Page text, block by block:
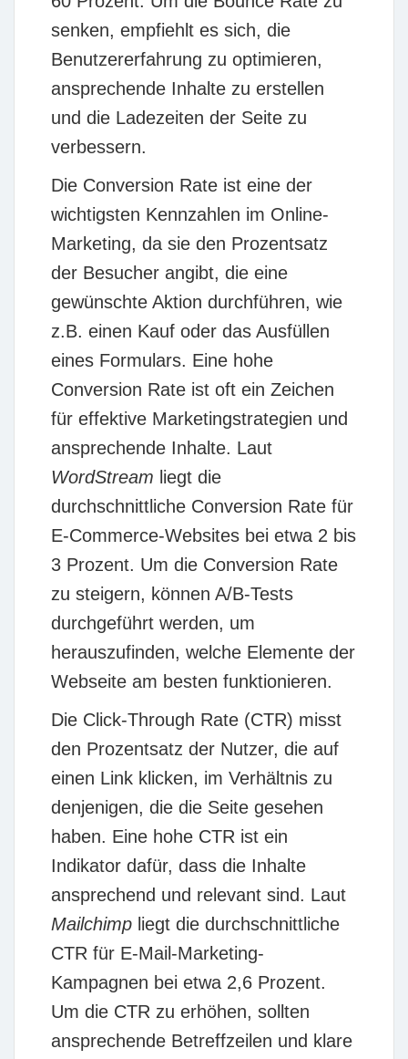
senken, empfiehlt es sich, die
Benutzererfahrung zu optimieren,
ansprechende Inhalte zu erstellen
und die Ladezeiten der Seite zu
verbessern.
Die Conversion Rate ist eine der
wichtigsten Kennzahlen im Online-
Marketing, da sie den Prozentsatz
der Besucher angibt, die eine
gewünschte Aktion durchführen, wie
z.B. einen Kauf oder das Ausfüllen
eines Formulars. Eine hohe
Conversion Rate ist oft ein Zeichen
für effektive Marketingstrategien und
ansprechende Inhalte. Laut
WordStream liegt die
durchschnittliche Conversion Rate für
E-Commerce-Websites bei etwa 2 bis
3 Prozent. Um die Conversion Rate
zu steigern, können A/B-Tests
durchgeführt werden, um
herauszufinden, welche Elemente der
Webseite am besten funktionieren.
Die Click-Through Rate (CTR) misst
den Prozentsatz der Nutzer, die auf
einen Link klicken, im Verhältnis zu
denjenigen, die die Seite gesehen
haben. Eine hohe CTR ist ein
Indikator dafür, dass die Inhalte
ansprechend und relevant sind. Laut
Mailchimp liegt die durchschnittliche
CTR für E-Mail-Marketing-
Kampagnen bei etwa 2,6 Prozent.
Um die CTR zu erhöhen, sollten
ansprechende Betreffzeilen und klare